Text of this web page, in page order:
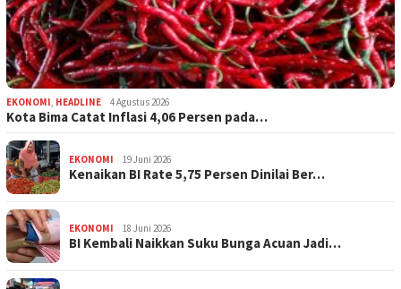
EKONOMI HEADLINE 4 Agustus 2026
Kota Bima Catat Inflasi 4,06 Persen pada…
EKONOMI 19 Juni 2026
Kenaikan BI Rate 5,75 Persen Dinilai Ber…
EKONOMI 18 Juni 2026
BI Kembali Naikkan Suku Bunga Acuan Jadi…